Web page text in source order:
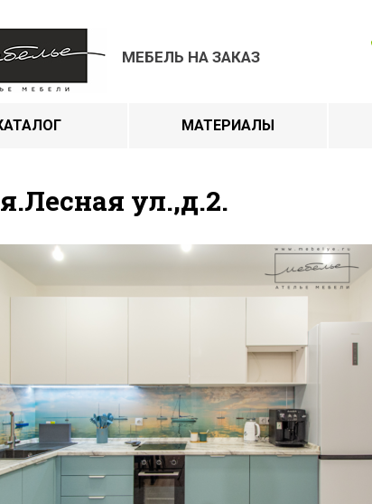
МЕБЕЛЬ НА ЗАКАЗ
МАТЕРИАЛЫ
ул.,д.2.